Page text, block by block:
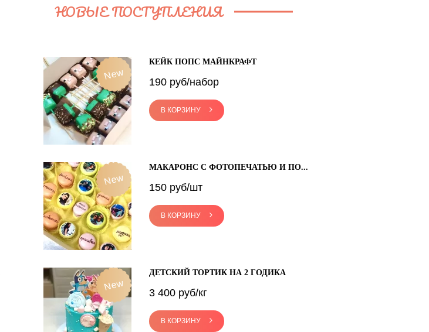
НОВЫЕ ПОСТУПЛЕНИЯ
New
КЕЙК ПОПС МАЙНКРАФТ
190 руб/набор
В КОРЗИНУ
New
МАКАРОНС С ФОТОПЕЧАТЬЮ И ПО...
150 руб/шт
В КОРЗИНУ
New
ДЕТСКИЙ ТОРТИК НА 2 ГОДИКА
3 400 руб/кг
В КОРЗИНУ